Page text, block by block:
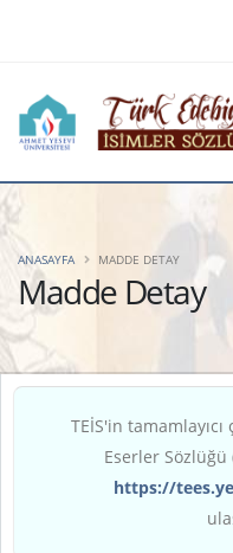
Madde Detay
ANASAYFA MADDE DETAY
TEİS'in tamamlayıcı
Eserler Sözlüğü
https://